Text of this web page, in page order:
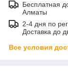
Бесплатная
Алматы
2-4 дня по
Доставка до
Все условия